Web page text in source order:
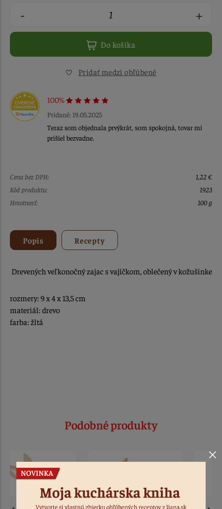
- +
Do košíka
Pridať medzi obľúbené
100%
Pridané: 19.05.2025
Teraz som objednala prvýkrát, som spokojná, tovar mi
prišiel bezvadne.
Cena bez DPH:
1,22 €
Kód produktu:
1923
Hmotnosť:
100 g
Popis Recepty
Drevených veľkonočný zajac s vajíčkom, oblečený v kožušinke
rozmery: 9 x 4 x 13,5 cm
materiál: drevo
farba: žltá
Podobné produkty